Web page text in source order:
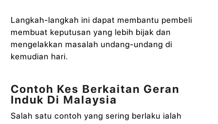
Langkah-langkah ini dapat membantu pembeli
membuat keputusan yang lebih bijak dan
mengelakkan masalah undang-undang di
kemudian hari.
Contoh Kes Berkaitan Geran
Induk Di Malaysia
Salah satu contoh yang sering berlaku ialah